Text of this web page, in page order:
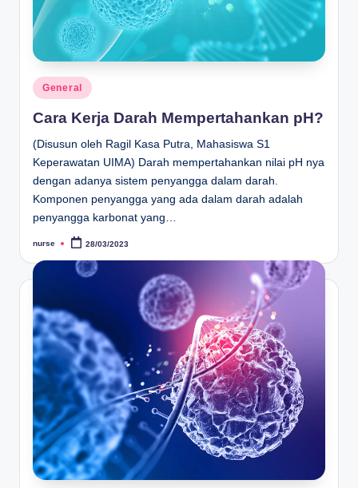
Posted
in
General
Cara Kerja Darah Mempertahankan pH?
(Disusun oleh Ragil Kasa Putra, Mahasiswa S1
Keperawatan UIMA) Darah mempertahankan nilai pH nya
dengan adanya sistem penyangga dalam darah.
Komponen penyangga yang ada dalam darah adalah
penyangga karbonat yang…
Posted
nurse 28/03/2023